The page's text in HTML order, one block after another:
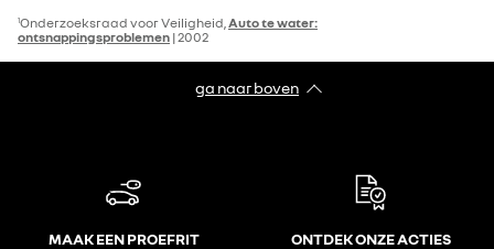
1Onderzoeksraad voor Veiligheid, Auto te water:
ontsnappingsproblemen | 2002
ga naar boven
MAAK EEN PROEFRIT ONTDEK ONZE ACTIES